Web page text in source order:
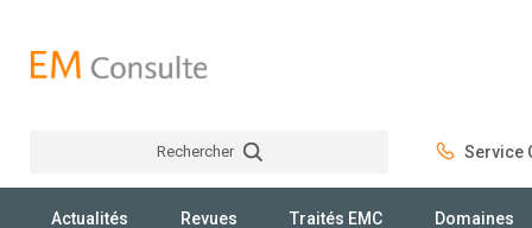
Rechercher Service
Actualités Revues Traités EMC Domaines